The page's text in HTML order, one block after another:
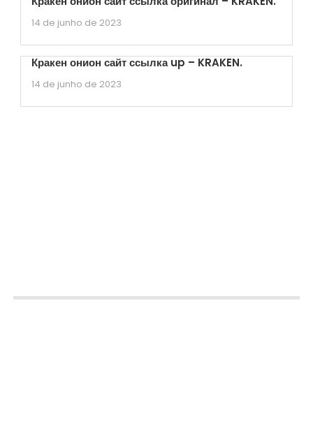
14 de junho de 2023
Кракен онион сайт ссылка up – KRAKEN.
14 de junho de 2023